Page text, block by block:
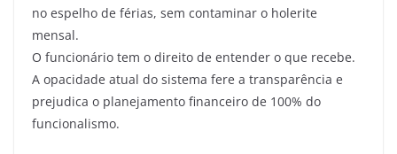
no espelho de férias, sem contaminar o holerite
mensal.
O funcionário tem o direito de entender o que recebe.
A opacidade atual do sistema fere a transparência e
prejudica o planejamento financeiro de 100% do
funcionalismo.